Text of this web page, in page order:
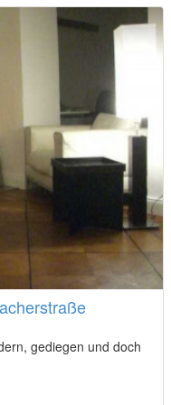
gediegen und doch